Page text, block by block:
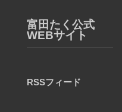
富田たく公式
WEBサイト
RSSフィード